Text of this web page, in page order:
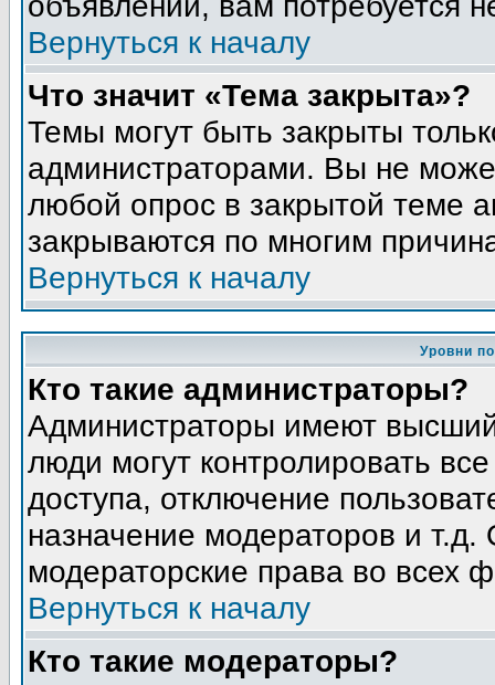
Вернуться к началу
Что значит «Тема закрыта»?
Темы могут быть закрыты
администраторами. Вы не
любой опрос в закрытой теме
закрываются по многим
Вернуться к началу
Уровни
Кто такие администраторы?
Администраторы имеют
люди могут контролировать
доступа, отключение
назначение модераторов и
модераторские права во всех
Вернуться к началу
Кто такие модераторы?